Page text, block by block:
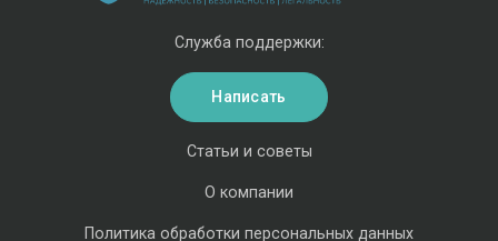
Статьи и советы
О компании
Политика обработки персональных данных
Служба поддержки:
Написать